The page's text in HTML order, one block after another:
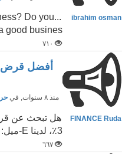
ibrahim osman
Do you
good busines
٧١٠
أفضل قرض
منذ ٨ سنوات , في
FINANCE Ruda
هل تبحث عن
3٪، لدينا E-ميل: infocorporationfinancecld09@gmail.com هاتف: Mr.Oliver ...
٦٦٧